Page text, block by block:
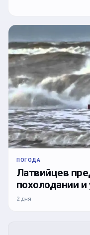
ПОГОДА
Латвийцев
похолодании и
2 дня